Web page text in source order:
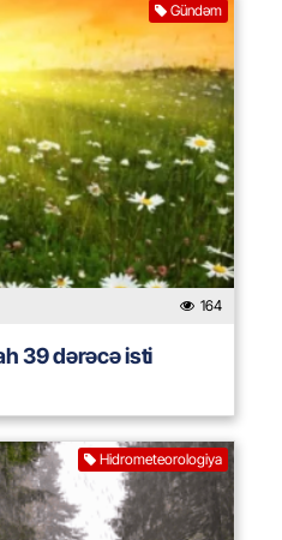
Gündəm
164
39 dərəcə isti
Hidrometeorologiya